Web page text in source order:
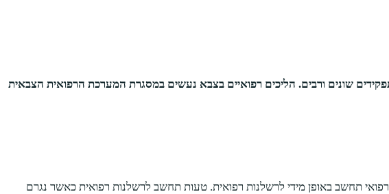
ישראל שמגיעים לגיל 18 מתגייסים אל המערכת הצבאית לתפקידים שונים ורבים. הליכים רפואיים בצבא נעשים במסגרת המערכת הרפואית הצבאית
תחשב באופן מידי לרשלנות רפואית. טעות תחשב לרשלנות רפואית כאשר נגרם